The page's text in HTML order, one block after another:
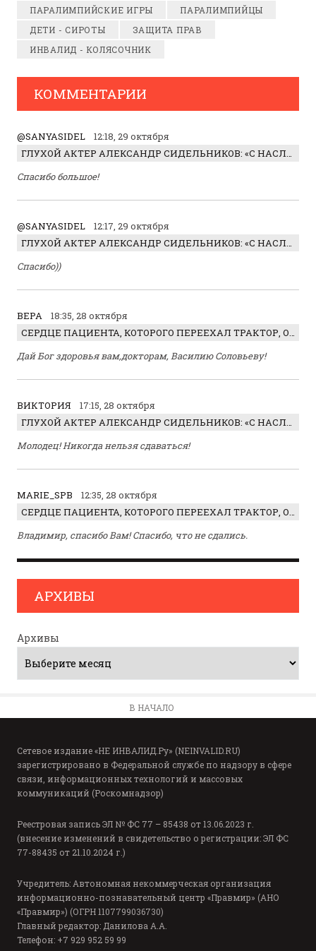
ПАРАЛИМПИЙСКИЕ ИГРЫ
ПАРАЛИМПИЙЦЫ
ДЕТИ - СИРОТЫ
ЗАЩИТА ПРАВ
ИНВАЛИД - КОЛЯСОЧНИК
КОММЕНТАРИИ
@SANYASIDEL
12:18, 29 октября
ГЛУХОЙ АКТЕР АЛЕКСАНДР СИДЕЛЬНИКОВ: «С НАСЛАЖДЕНИЕМ ИГРАЛ ОТРИЦАТЕЛЬНОГО ГЕРОЯ!»
Спасибо большое!
@SANYASIDEL
12:17, 29 октября
ГЛУХОЙ АКТЕР АЛЕКСАНДР СИДЕЛЬНИКОВ: «С НАСЛАЖДЕНИЕМ ИГРАЛ ОТРИЦАТЕЛЬНОГО ГЕРОЯ!»
Спасибо))
ВЕРА
18:35, 28 октября
СЕРДЦЕ ПАЦИЕНТА, КОТОРОГО ПЕРЕЕХАЛ ТРАКТОР, ОБНАРУЖИЛИ… В ЖИВОТЕ
Дай Бог здоровья вам,докторам, Василию Соловьеву!
ВИКТОРИЯ
17:15, 28 октября
ГЛУХОЙ АКТЕР АЛЕКСАНДР СИДЕЛЬНИКОВ: «С НАСЛАЖДЕНИЕМ ИГРАЛ ОТРИЦАТЕЛЬНОГО ГЕРОЯ!»
Молодец! Никогда нельзя сдаваться!
MARIE_SPB
12:35, 28 октября
СЕРДЦЕ ПАЦИЕНТА, КОТОРОГО ПЕРЕЕХАЛ ТРАКТОР, ОБНАРУЖИЛИ… В ЖИВОТЕ
Владимир, спасибо Вам! Спасибо, что не сдались.
АРХИВЫ
Архивы
В НАЧАЛО
Сетевое издание «НЕ ИНВАЛИД.Ру» (NEINVALID.RU)
зарегистрировано в Федеральной службе по надзору в сфере
связи, информационных технологий и массовых
коммуникаций (Роскомнадзор)
Реестровая запись ЭЛ № ФС 77 – 85438 от 13.06.2023 г.
(внесение изменений в свидетельство о регистрации: ЭЛ ФС
77-88435 от 21.10.2024 г.)
Учредитель: Автономная некоммерческая организация
информационно-познавательный центр «Правмир» (АНО
«Правмир») (ОГРН 1107799036730)
Главный редактор: Данилова А.А.
Телефон: +7 929 952 59 99